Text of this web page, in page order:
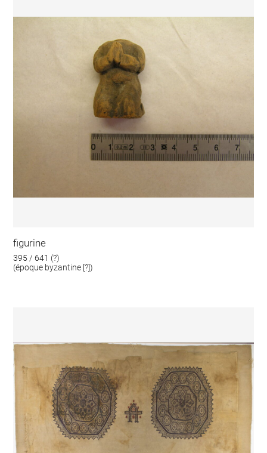
figurine
395 / 641 (?)
(époque byzantine [?])